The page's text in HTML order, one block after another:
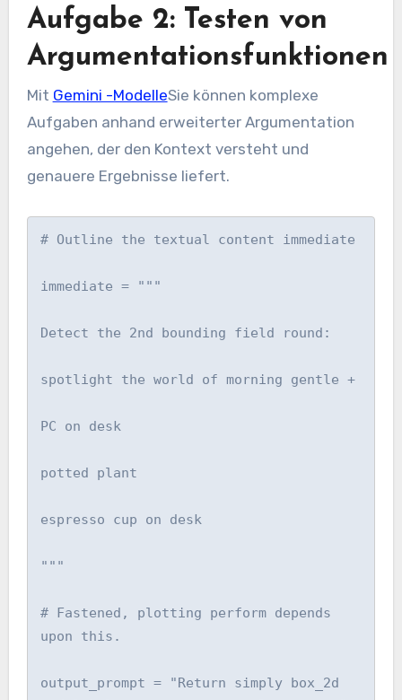
Aufgabe 2: Testen von
Argumentationsfunktionen
Mit Gemini -ModelleSie können komplexe
Aufgaben anhand erweiterter Argumentation
angehen, der den Kontext versteht und
genauere Ergebnisse liefert.
# Outline the textual content immediate
immediate = """
Detect the 2nd bounding field round:
spotlight the world of morning gentle +
PC on desk
potted plant
espresso cup on desk
"""
# Fastened, plotting perform depends
upon this.
output_prompt = "Return simply box_2d